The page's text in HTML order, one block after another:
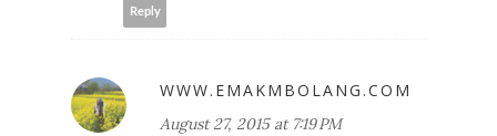
Reply
WWW.EMAKMBOLANG.COM
August 27, 2015 at 7:19 PM